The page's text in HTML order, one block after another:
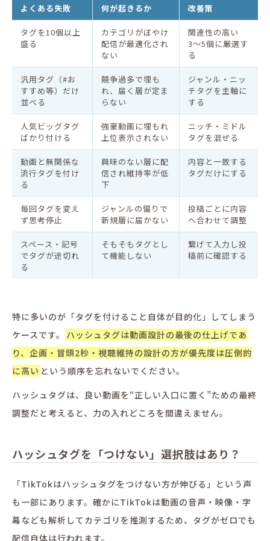
よくある失敗 何が起きるか 改善策
タグを10個以上
盛る
カテゴリがぼやけ
配信が最適化され
ない
関連性の高い
3〜5個に厳選す
る
汎用タグ（#お
すすめ等）だけ
並べる
競争過多で埋も
れ、届く層が定ま
らない
ジャンル・ニッ
チタグを主軸に
する
人気ビッグタグ
ばかり付ける
強豪動画に埋もれ
上位表示されない
ニッチ・ミドル
タグを混ぜる
動画と無関係な
流行タグを付け
る
興味のない層に配
信され維持率が低
下
内容と一致する
タグだけにする
毎回タグを変え
ず思考停止
ジャンルの偏りで
新規層に届かない
投稿ごとに内容
へ合わせて調整
スペース・記号
でタグが途切れ
る
そもそもタグとし
て機能しない
繋げて入力し投
稿前に確認する
特に多いのが「タグを付けること自体が目的化」してしまう
ケースです。
ハッシュタグは動画設計の最後の仕上げであ
り、企画・冒頭2秒・視聴維持の設計の方が優先度は圧倒的
に高い という順序を忘れないでください。
ハッシュタグは、良い動画を“正しい入口に置く”ための最終
調整だと考えると、力の入れどころを間違えません。
ハッシュタグを「つけない」選択肢はあり？
「TikTokはハッシュタグをつけない方が伸びる」という声
も一部にあります。確かにTikTokは動画の音声・映像・字
幕なども解析してカテゴリを推測するため、タグがゼロでも
配信自体は行われます。